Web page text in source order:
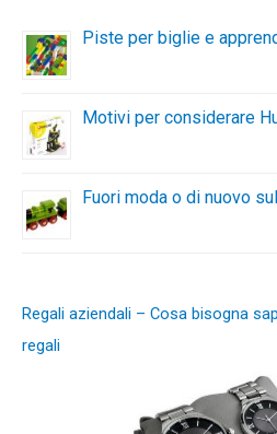
Piste per biglie e
Motivi per considerare
Fuori moda o di nuovo
Regali aziendali – Cosa bisogna
regali